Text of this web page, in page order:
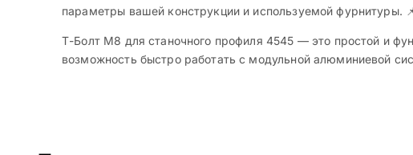
параметры вашей конструкции и используемой фурнитуры.
Т-Болт М8 для станочного профиля 4545 — это простой и
возможность быстро работать с модульной алюминиевой